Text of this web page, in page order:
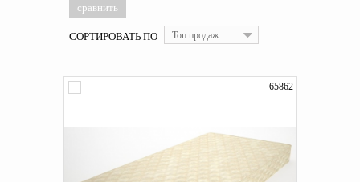
СОРТИРОВАТЬ ПО Топ продаж
65862